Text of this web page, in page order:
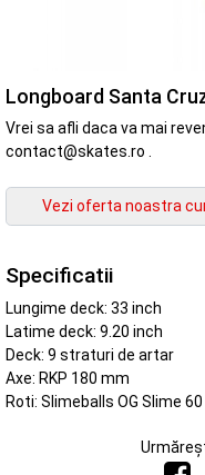
Longboard Santa
Vrei sa afli daca va mai
contact@skates.ro .
Specificatii
Lungime deck: 33 inch
Latime deck: 9.20 inch
Deck: 9 straturi de artar
Axe: RKP 180 mm
Roti: Slimeballs OG Slime